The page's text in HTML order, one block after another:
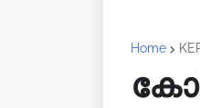
Home